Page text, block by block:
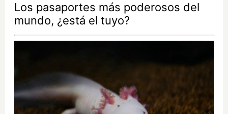
Los pasaportes más poderosos del
mundo, ¿está el tuyo?